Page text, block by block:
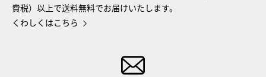
費税）以上で送料無料でお届けいたします。
くわしくはこちら